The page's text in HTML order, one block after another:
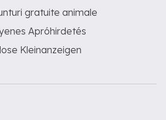
gratuite animale
Apróhirdetés
Kleinanzeigen